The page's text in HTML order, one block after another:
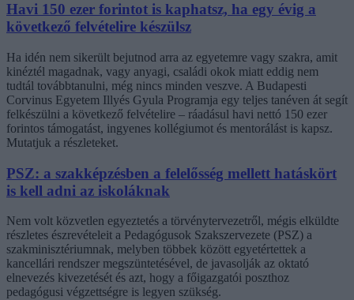
Havi 150 ezer forintot is kaphatsz, ha egy évig a
következő felvételire készülsz
Ha idén nem sikerült bejutnod arra az egyetemre vagy szakra, amit
kinéztél magadnak, vagy anyagi, családi okok miatt eddig nem
tudtál továbbtanulni, még nincs minden veszve. A Budapesti
Corvinus Egyetem Illyés Gyula Programja egy teljes tanéven át segít
felkészülni a következő felvételire – ráadásul havi nettó 150 ezer
forintos támogatást, ingyenes kollégiumot és mentorálást is kapsz.
Mutatjuk a részleteket.
PSZ: a szakképzésben a felelősség mellett hatáskört
is kell adni az iskoláknak
Nem volt közvetlen egyeztetés a törvénytervezetről, mégis elküldte
részletes észrevételeit a Pedagógusok Szakszervezete (PSZ) a
szakminisztériumnak, melyben többek között egyetértettek a
kancellári rendszer megszüntetésével, de javasolják az oktató
elnevezés kivezetését és azt, hogy a főigazgatói poszthoz
pedagógusi végzettségre is legyen szükség.